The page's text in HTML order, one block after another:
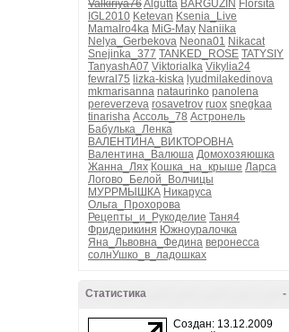
Valkiriya76Algutta BARGUZIN Florsita
IGL2010 Ketevan Ksenia_Live
MamaIro4ka MiG-May Naniika
Nelya_Gerbekova Neona01 Nikacat
Snejinka_377 TANKED_ROSE TATYSIY
TanyashA07 Viktorialka Vikylia24
fewral75 lizka-kiska lyudmilakedinova
mkmarisanna nataurinko panolena
pereverzeva rosavetrov ruox snegkaa
tinarisha Ассоль_78 Астронель
Бабулька_Ленка
ВАЛЕНТИНА_ВИКТОРОВНА
Валентина_Валюша Домохозяюшка
Жанна_Лях Кошка_на_крыше Ларса
Логово_Белой_Волчицы
МУРРМЫШКА Никаруса
Ольга_Прохорова
Рецепты_и_Рукоделие Таня4
Фридерикиня Южноуралочка
Яна_Львовна_Федина веронесса
солнУшко_в_ладошках
-
Статистика
Создан: 13.12.2009